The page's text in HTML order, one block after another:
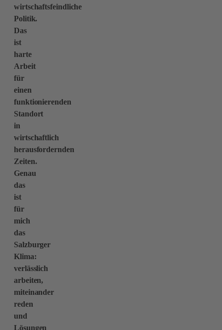
wirtschaftsfeindliche
Politik.
Das
ist
harte
Arbeit
für
einen
funktionierenden
Standort
in
wirtschaftlich
herausfordernden
Zeiten.
Genau
das
ist
für
mich
das
Salzburger
Klima:
verlässlich
arbeiten,
miteinander
reden
und
Lösungen